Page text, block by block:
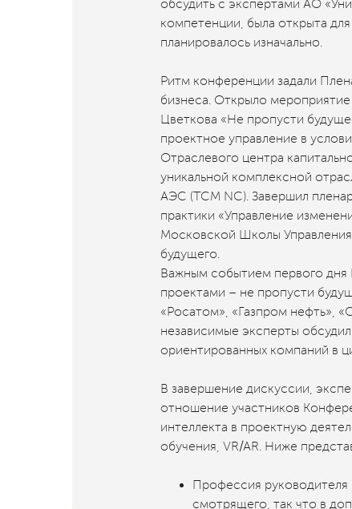
обсудить с экспертами АО
компетенции, была открыта
планировалось изначально.
Ритм конференции задали
бизнеса. Открыло
Цветкова «Не пропусти
проектное управление в
Отраслевого центра
уникальной комплексной
АЭС (TCM NC). Завершил
практики «Управление
Московской Школы
будущего.
Важным событием первого дня
проектами – не пропусти
«Росатом», «Газпром нефть»,
независимые эксперты
ориентированных компаний в
В завершение дискуссии,
отношение участников
интеллекта в проектную
обучения, VR/AR. Ниже
Профессия руководителя
смотрящего, так что в